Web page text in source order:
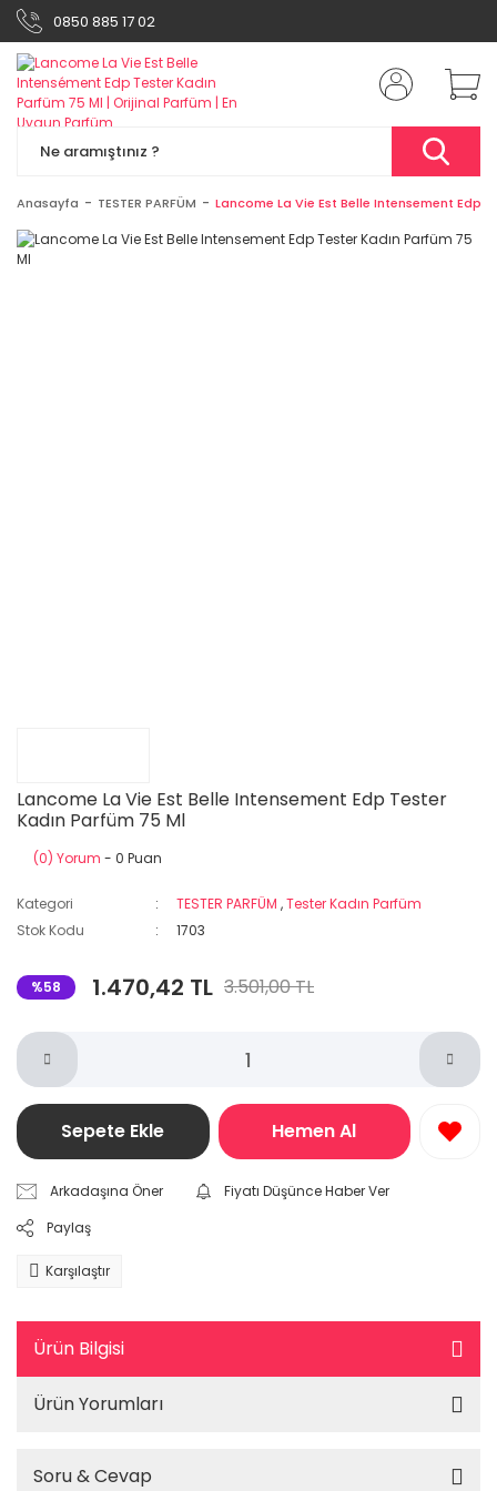
0850 885 17 02
Anasayfa TESTER PARFÜM Lancome La Vie Est Belle Intensement Edp
Lancome La Vie Est Belle Intensement Edp Tester
Kadın Parfüm 75 Ml
(0) Yorum - 0 Puan
Kategori TESTER PARFÜM ,Tester Kadın Parfüm
Stok Kodu
1703
%58 1.470,42 TL 3.501,00 TL
Sepete Ekle Hemen Al
Arkadaşına Öner
Fiyatı Düşünce Haber Ver
Paylaş
Karşılaştır
Ürün Bilgisi
Ürün Yorumları
Soru & Cevap